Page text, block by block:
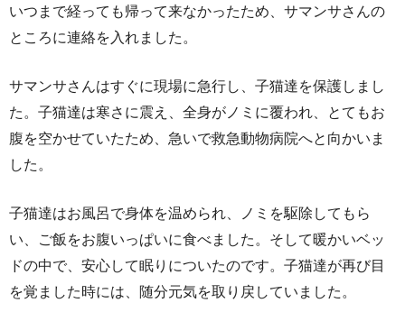
いつまで経っても帰って来なかったため、サマンサさんの
ところに連絡を入れました。
サマンサさんはすぐに現場に急行し、子猫達を保護しまし
た。子猫達は寒さに震え、全身がノミに覆われ、とてもお
腹を空かせていたため、急いで救急動物病院へと向かいま
した。
子猫達はお風呂で身体を温められ、ノミを駆除してもら
い、ご飯をお腹いっぱいに食べました。そして暖かいベッ
ドの中で、安心して眠りについたのです。子猫達が再び目
を覚ました時には、随分元気を取り戻していました。